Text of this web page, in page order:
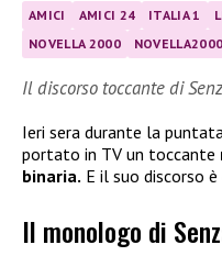
AMICI AMICI 24 ITALIA 1
NOVELLA 2000
NOVELLA2000
Il discorso toccante di
Ieri sera durante la
portato in TV un toccante
binaria. E il suo discorso
Il monologo di